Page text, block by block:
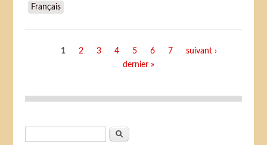
Français
1 2 3 4 5 6 7
suivant ›
dernier »
Formulaire de recherche
Rechercher